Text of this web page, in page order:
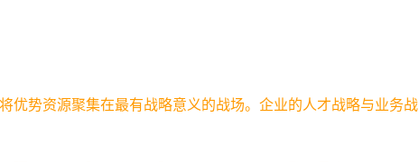
优势资源聚集在最有战略意义的战场。企业的人才战略与业务战